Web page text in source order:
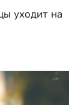
уходит на